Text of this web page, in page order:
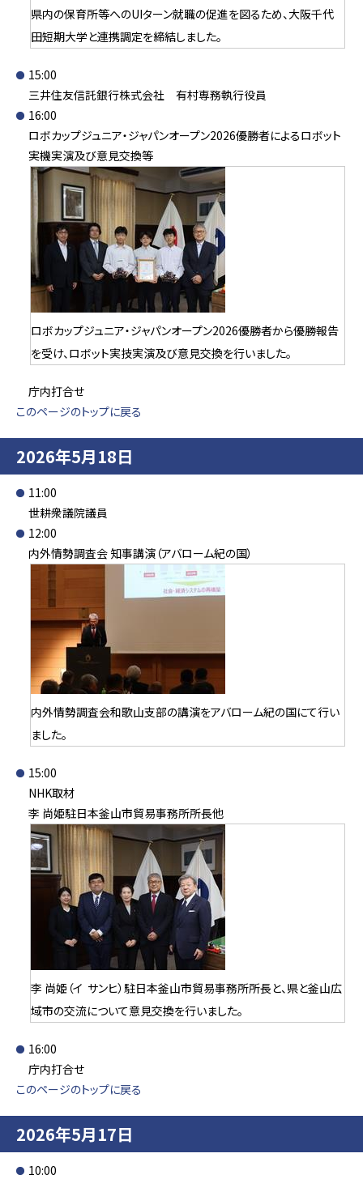
県内の保育所等へのUIターン就職の促進を図るため、大阪千代
田短期大学と連携調定を締結しました。
15:00
三井住友信託銀行株式会社 有村専務執行役員
16:00
ロボカップジュニア・ジャパンオープン2026優勝者によるロボット
実機実演及び意見交換等
ロボカップジュニア・ジャパンオープン2026優勝者から優勝報告
を受け、ロボット実技実演及び意見交換を行いました。
庁内打合せ
このページのトップに戻る
2026年5月18日
11:00
世耕衆議院議員
12:00
内外情勢調査会 知事講演（アバローム紀の国）
内外情勢調査会和歌山支部の講演をアバローム紀の国にて行い
ました。
15:00
NHK取材
李 尚姫駐日本釜山市貿易事務所所長他
李 尚姫（イ サンヒ）駐日本釜山市貿易事務所所長と、県と釜山広
域市の交流について意見交換を行いました。
16:00
庁内打合せ
このページのトップに戻る
2026年5月17日
10:00